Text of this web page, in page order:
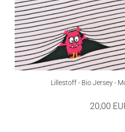
Lillestoff - Bio Jersey -
20,00